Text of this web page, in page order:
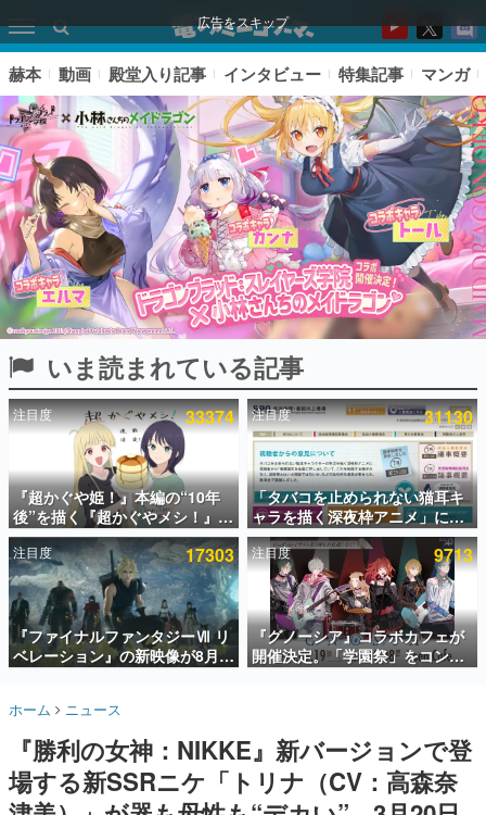
広告をスキップ
ピックアップ
電ファミのいま読まれている記事ランキング
アプリセール情報
インタビュー
連載・特集一覧
殿堂入り記事
SNS拡散数が数千以上！ ページビュー数万以上！ などな
ど。多くの人々に読まれた、電ファミ渾身の“殿堂入り”記
事をまとめました。
名作ゲームクリエイターの方々に製作時のエピソードをお
きます。
赫本
この物語を解いてはいけない。『赫本』は、〈試験問題〉
赫本 動画 殿堂入り記事 インタビュー 特集記事 マンガ
いま読まれている記事
注目度 33374
『超かぐや姫！』本編の“10年
後”を描く『超かぐやメシ！』
Web連載決定。新たなWebマン
ガレーベル「ビビビコミック」
にて特別話が掲載スタート、あ
のお話には…まだ続きがある！
注目度 31130
「タバコを止められない猫耳キ
ャラを描く深夜枠アニメ」に視
聴者の一部から批判意見。違法
薬物の使用と思しき描写も含め
て、BPOが議論を交わす
注目度 17303
『ファイナルファンタジーⅦ リ
ベレーション』の新映像が8月
26日早朝に公開へ。『FF7』リ
「gamescom」のオープニング
ナイトライブにてディレクター
の浜口直樹氏が登壇する予定
注目度 9713
『グノーシア』コラボカフェが
開催決定。「学園祭」をコンセ
プトに、模擬店やセツやSQ、ラ
ホーム ニュース
『勝利の女神：NIKKE』新バージョンで登
場する新SSRニケ「トリナ（CV：高森奈